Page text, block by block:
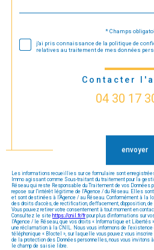
* Champs
j'ai pris connaissance de la politique de
relatives au traitement de mes données
Contacter
04 30 17
envoyer
Les informations recueillies sur ce formulaire sont
Immo agissant comme Sous-traitant du traitement pour la
Réseau qui reste Responsable du Traitement de vos
repose sur l'intérêt légitime de l'Agence / du Réseau. Elles
et sont destinées à l'Agence / au Réseau. Conformément à la
des droits d’accès, de rectification, d’effacement,
Vous pouvez retirer votre consentement à tout moment en
Consultez le site https://cnil.fr/frpour plus d’informations sur
l'Agence / le Réseau, que vos droits « Informatique et Libertés
une réclamation à la CNIL. Nous vous informons de
téléphonique « Bloctel », sur laquelle vous pouvez vous
de la protection des Données personnelles, nous vous
le champ de saisie libre.